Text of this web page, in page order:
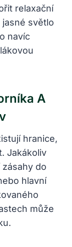
relaxační
světlo
navíc
A
hranice,
Jakákoliv
do
hlavní
může